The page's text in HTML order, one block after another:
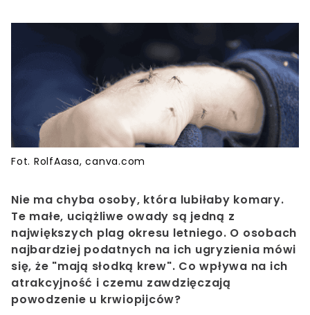
Fot. RolfAasa, canva.com
Nie ma chyba osoby, która lubiłaby komary.
Te małe, uciążliwe owady są jedną z
największych plag okresu letniego. O osobach
najbardziej podatnych na ich ugryzienia mówi
się, że "mają słodką krew". Co wpływa na ich
atrakcyjność i czemu zawdzięczają
powodzenie u krwiopijców?